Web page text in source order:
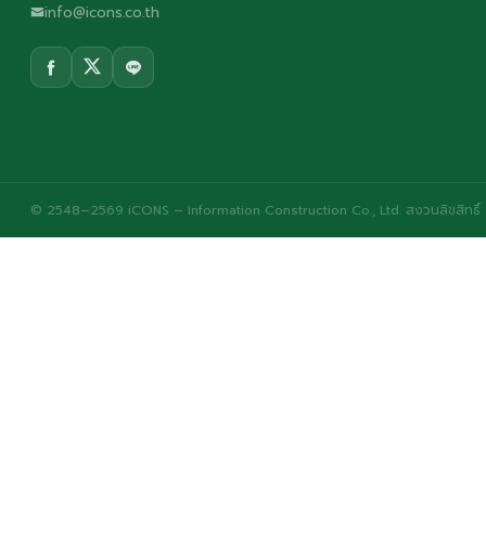
info@icons.co.th
© 2548–2569 iCONS – Information Construction Co., Ltd. สงวนลิขสิทธิ์